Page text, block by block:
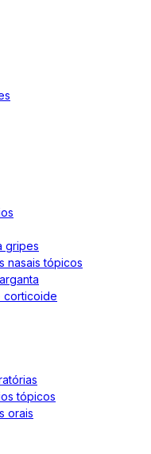
gripes
nasais tópicos
corticoide
tópicos
orais